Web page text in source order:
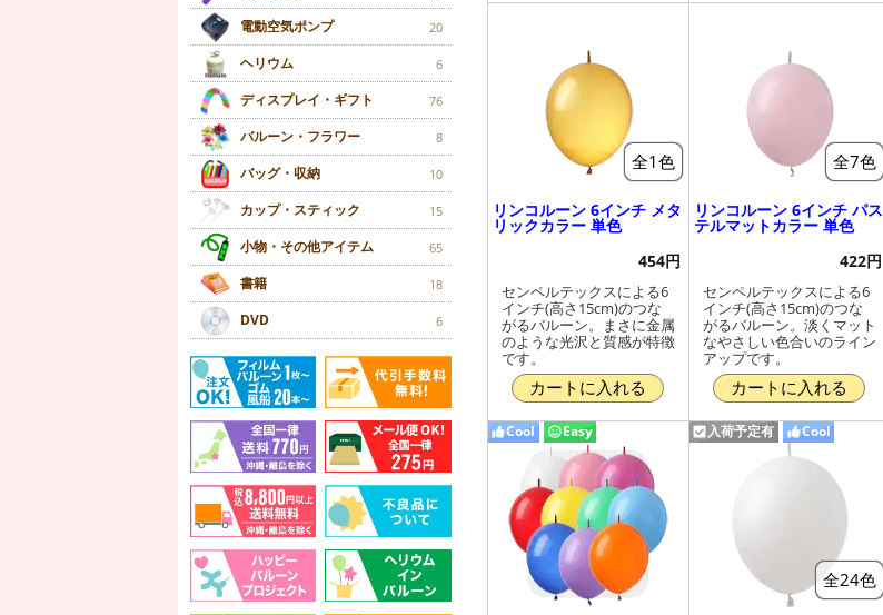
電動空気ポンプ 20
ヘリウム 6
ディスプレイ・ギフト 76
バルーン・フラワー 8
バッグ・収納 10
カップ・スティック 15
小物・その他アイテム 65
書籍 18
DVD 6
全1色
リンコルーン 6インチ メタ
リックカラー 単色
454円
センペルテックスによる6
インチ(高さ15cm)のつな
がるバルーン。まさに金属
のような光沢と質感が特徴
です。
カートに入れる
全7色
リンコルーン 6インチ パス
テルマットカラー 単色
422円
センペルテックスによる6
インチ(高さ15cm)のつな
がるバルーン。淡くマット
なやさしい色合いのライン
アップです。
カートに入れる
Cool Easy 入荷予定有
Cool
全24色